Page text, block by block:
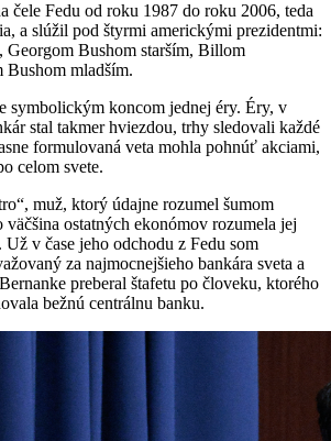
čele Fedu od roku 1987 do roku 2006, teda
a slúžil pod štyrmi americkými prezidentmi:
Georgom Bushom starším, Billom
Bushom mladším.
symbolickým koncom jednej éry. Éry, v
stal takmer hviezdou, trhy sledovali každé
formulovaná veta mohla pohnúť akciami,
celom svete.
muž, ktorý údajne rozumel šumom
ostatných ekonómov rozumela jej
v čase jeho odchodu z Fedu som
za najmocnejšieho bankára sveta a
preberal štafetu po človeku, ktorého
bežnú centrálnu banku.